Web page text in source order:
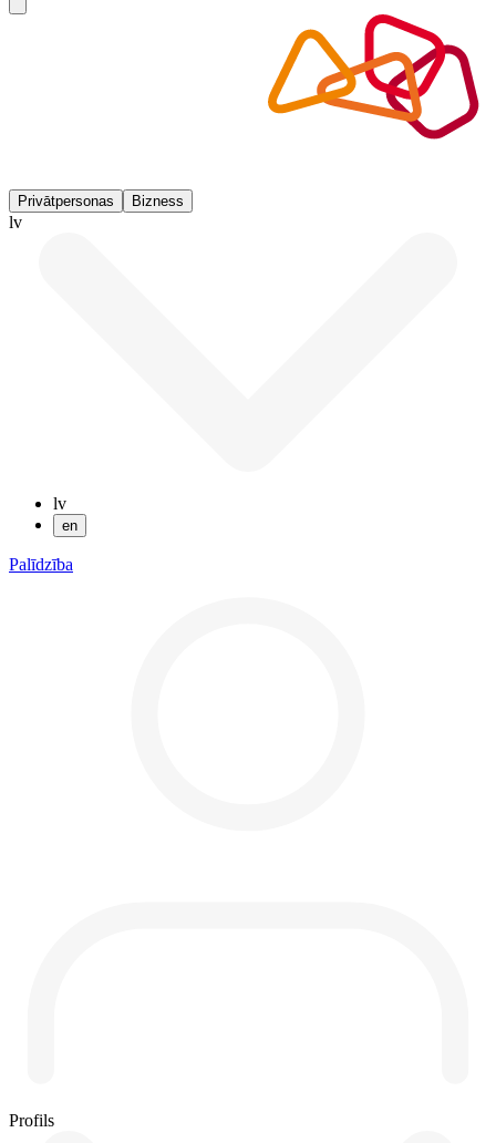
Privātpersonas Bizness
lv
lv
en
Palīdzība
Profils